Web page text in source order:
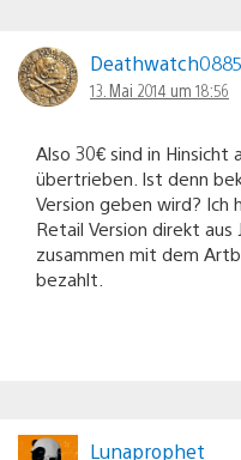
Deathwatch0885
13. Mai 2014 um 18:56
Also 30€ sind in
übertrieben. Ist denn
Version geben wird?
Retail Version direkt aus
zusammen mit dem
bezahlt.
Lunaprophet